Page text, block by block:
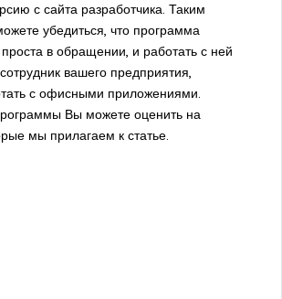
с сайта разработчика. Таким
убедиться, что программа
в обращении, и работать с ней
вашего предприятия,
с офисными приложениями.
Вы можете оценить на
мы прилагаем к статье.